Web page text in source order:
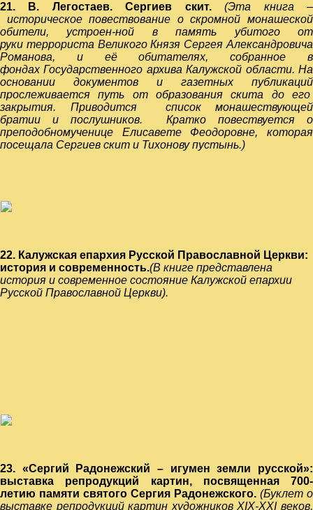
21. В. Легостаев. Сергиев скит.(Эта книга –
историческое повествование о скромной монашеской
обители, устроен-ной в память убитого от
руки террориста Великого Князя Сергея Александровича
Романова, и её обитателях, собранное в
фондах Государственного архива Калужской области. На
основании документов и газетных публикаций
прослеживается путь от образования скита до его
закрытия. Приводится список монашествующей
братии и послушников. Кратко повествуется о
преподобномученице Елисавете Феодоровне, которая
посещала Сергиев скит и Тихонову пустынь.)
22. Калужская епархия Русской Православной Церкви:
история и современность.(В книге представлена
история и современное состояние Калужской епархии
Русской Православной Церкви).
23. «Сергий Радонежский – игумен земли русской»:
выставка репродукций картин, посвященная 700-
летию памяти святого Сергия Радонежского. (Буклет о
выставке репродукций картин художников XIX-XXI веков,